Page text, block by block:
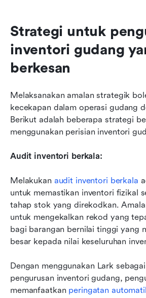
Strategi untuk
inventori gudang
berkesan
Melaksanakan amalan strategik
kecekapan dalam operasi gudang
Berikut adalah beberapa strategi
menggunakan perisian inventori
Audit inventori berkala:
Melakukan audit inventori berkala
untuk memastikan inventori fizikal
tahap stok yang direkodkan.
untuk mengekalkan rekod yang
bagi barangan bernilai tinggi yang
besar kepada nilai keseluruhan
Dengan menggunakan Lark
pengurusan inventori gudang,
memanfaatkan peringatan